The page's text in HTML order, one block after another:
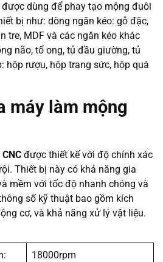
dùng để phay tạo mộng đuôi
bị như: dòng ngăn kéo: gỗ đặc,
tre, MDF và các ngăn kéo khác
não, tổ ong, tủ đầu giường, tủ
hộp rượu, hộp trang sức, hộp quà
máy làm mộng
được thiết kế với độ chính xác
Thiết bị này có khả năng gia
mềm với tốc độ nhanh chóng và
số kỹ thuật bao gồm kích
cơ, và khả năng xử lý vật liệu.
18000rpm